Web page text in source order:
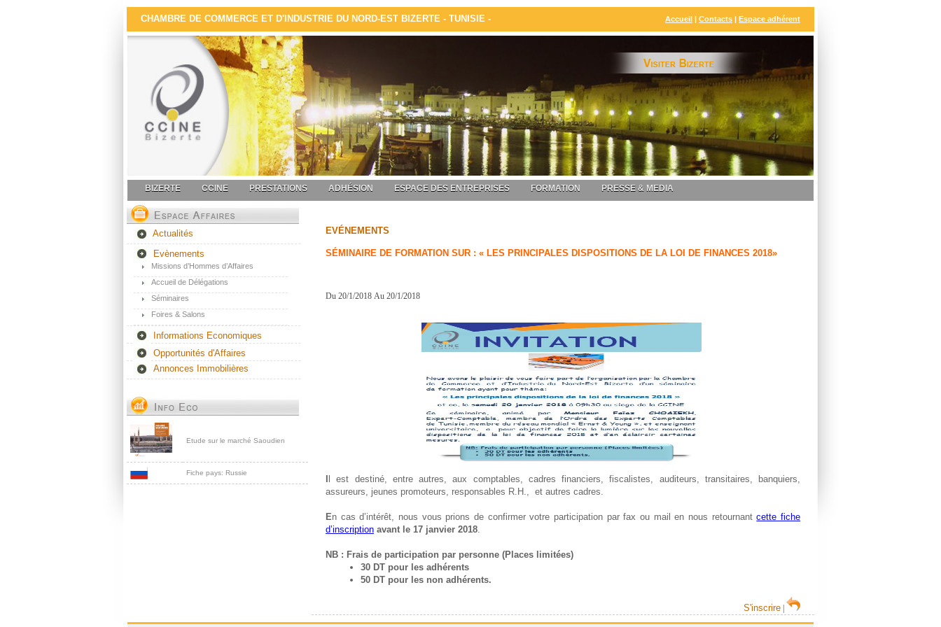
CHAMBRE DE COMMERCE ET D'INDUSTRIE DU NORD-EST BIZERTE - TUNISIE - Accueil | Contacts | Espace adhérent
BIZERTE CCINE PRESTATIONS ADHÉSION ESPACE DES ENTREPRISES FORMATION PRESSE & MEDIA
Actualités
Evènements
Missions d’Hommes d’Affaires
Accueil de Délégations
Séminaires
Foires & Salons
Informations Economiques
Opportunités d'Affaires
Annonces Immobilières
Etude sur le marché Saoudien
Fiche pays: Russie
EVÉNEMENTS
SÉMINAIRE DE FORMATION SUR : « LES PRINCIPALES DISPOSITIONS DE LA LOI DE FINANCES 2018»
Du 20/1/2018 Au 20/1/2018
l est destiné, entre autres, aux comptables, cadres financiers, fiscalistes, auditeurs, transitaires, banquiers,
assureurs, jeunes promoteurs, responsables R.H., et autres cadres.
En cas d’intérêt, nous vous prions de confirmer votre participation par fax ou mail en nous retournantcette fiche
d’inscription avant le 17 janvier 2018.
NB : Frais de participation par personne (Places limitées)
30 DT pour les adhérents
50 DT pour les non adhérents.
S'inscrire